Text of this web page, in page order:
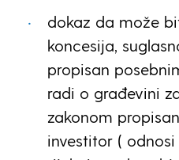
dokaz da može
koncesija,
propisan
radi o građevini
zakonom
investitor (